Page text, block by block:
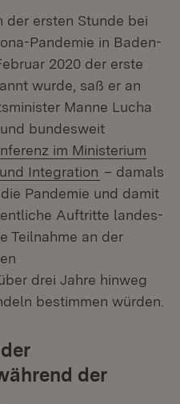
der ersten Stunde bei
Pandemie in Baden-
2020 der erste
wurde, saß er an
Manne Lucha
bundesweit
im Ministerium
Integration – damals
Pandemie und damit
Auftritte landes-
Teilnahme an der
drei Jahre hinweg
bestimmen würden.
der